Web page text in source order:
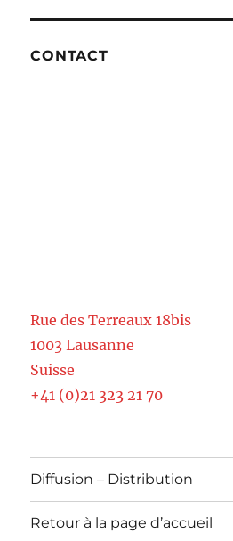
CONTACT
Rue des Terreaux 18bis
1003 Lausanne
Suisse
+41 (0)21 323 21 70
Diffusion – Distribution
Retour à la page d’accueil